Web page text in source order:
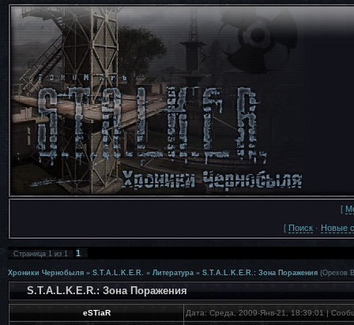
[
[ Поиск · Новые
Страница1из1 1
Хроники Чернобыля » S.T.A.L.K.E.R. » Литература » S.T.A.L.K.E.R.: Зона Поражения (Орехов
S.T.A.L.K.E.R.: Зона Поражения
eSTiaR Дата: Среда, 2009-Янв-21, 18:39:01 |